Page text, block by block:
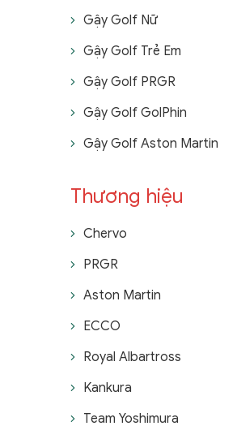
Gậy Golf Nữ
Gậy Golf Trẻ Em
Gậy Golf PRGR
Gậy Golf GolPhin
Gậy Golf Aston Martin
Thương hiệu
Chervo
PRGR
Aston Martin
ECCO
Royal Albartross
Kankura
Team Yoshimura